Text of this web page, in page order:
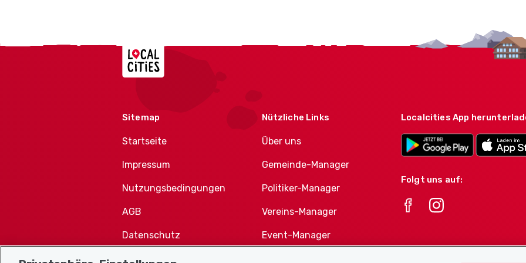
Localcities
Sitemap
Startseite
Impressum
Nutzungsbedingungen
AGB
Datenschutz
Cookie-Richtlinie
Nützliche Links
Über uns
Gemeinde-Manager
Politiker-Manager
Vereins-Manager
Event-Manager
Localcities App
Folgt uns auf: